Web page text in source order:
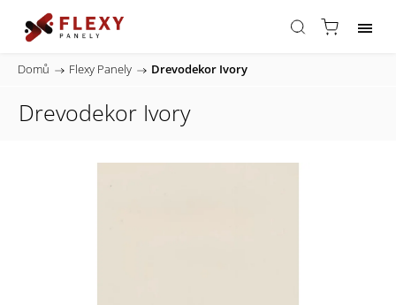
Domů / Flexy Panely / Drevodekor Ivory
Drevodekor Ivory